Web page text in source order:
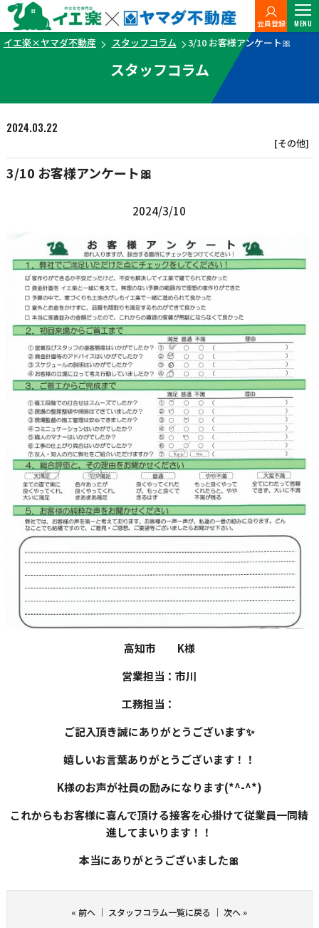
会員登録 MENU
イエ楽×ヤマダ不動産 スタッフコラム 3/10 お客様アンケート🎀
スタッフコラム
2024.03.22
[その他]
3/10 お客様アンケート🎀
2024/3/10
高知市 K様
営業担当：市川
工務担当：
ご記入頂き誠にありがとうございます✨
嬉しいお言葉ありがとうございます！！
K様のお声が社員の励みになります(*^-^*)
これからもお客様に喜んで頂ける接客を心掛けて従業員一同精
進してまいります！！
本当にありがとうございました🎀
« 前へ ｜ スタッフコラム一覧に戻る ｜次へ»